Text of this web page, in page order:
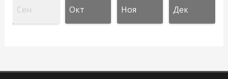
Сен Окт Ноя Дек